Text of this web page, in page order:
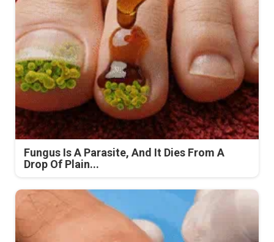
Fungus Is A Parasite, And It Dies From A
Drop Of Plain...